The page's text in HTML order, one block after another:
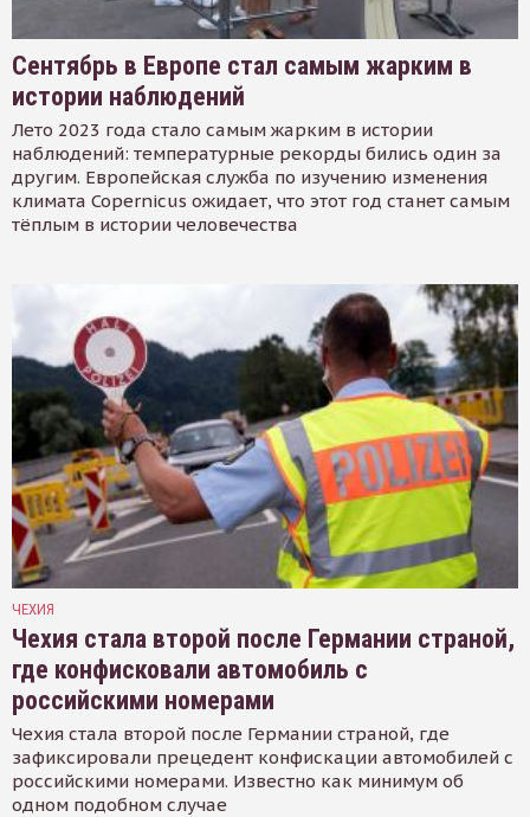
Сентябрь в Европе стал самым жарким в
истории наблюдений
Лето 2023 года стало самым жарким в истории
наблюдений: температурные рекорды бились один за
другим. Европейская служба по изучению изменения
климата Copernicus ожидает, что этот год станет самым
тёплым в истории человечества
ЧЕХИЯ
Чехия стала второй после Германии страной,
где конфисковали автомобиль с
российскими номерами
Чехия стала второй после Германии страной, где
зафиксировали прецедент конфискации автомобилей с
российскими номерами. Известно как минимум об
одном подобном случае